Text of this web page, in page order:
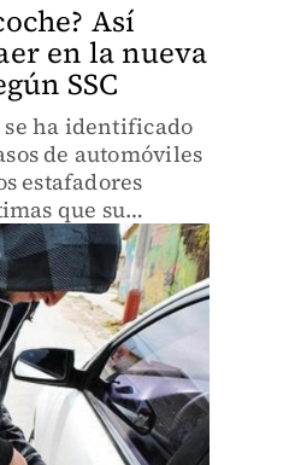
Así
en la nueva
SSC
se ha identificado
de automóviles
estafadores
que su